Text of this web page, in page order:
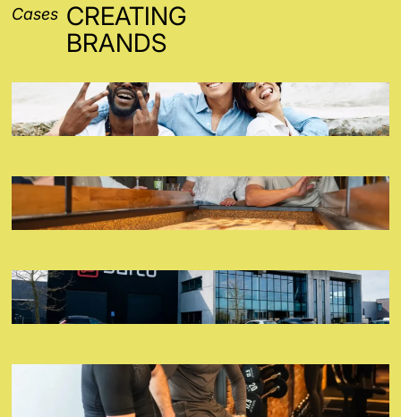
Cases CREATING
BRANDS
WOODA SUNGLASSES
DE HOGE HEIDE
SARCO PACKAGING
WORKFLOOR FITNESS BOUTIQUE